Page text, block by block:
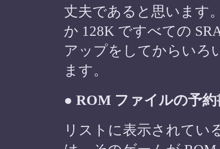
丈夫であると思います
か 128K ですべての
アップをしてからいろ
ます。
● ROM ファイルの予
リストに表示されてい